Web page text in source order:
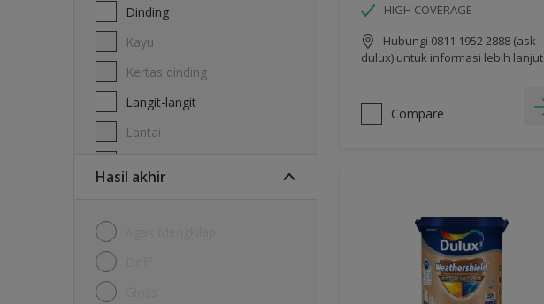
Dinding
Kayu
Kertas dinding
Langit-langit
Lantai
Hasil akhir
HIGH COVERAGE
Hubungi 0811 1952 2888 (ask
dulux) untuk informasi lebih lanjut
Compare